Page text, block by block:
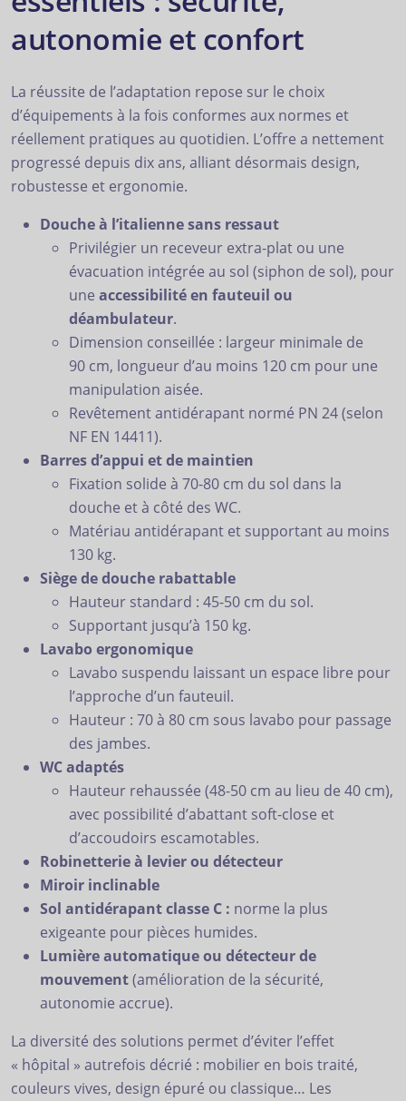
autonomie et confort
La réussite de l’adaptation repose sur le choix
d’équipements à la fois conformes aux normes et
réellement pratiques au quotidien. L’offre a nettement
progressé depuis dix ans, alliant désormais design,
robustesse et ergonomie.
Douche à l’italienne sans ressaut
Privilégier un receveur extra-plat ou une
évacuation intégrée au sol (siphon de sol), pour
une accessibilité en fauteuil ou
déambulateur.
Dimension conseillée : largeur minimale de
90 cm, longueur d’au moins 120 cm pour une
manipulation aisée.
Revêtement antidérapant normé PN 24 (selon
NF EN 14411).
Barres d’appui et de maintien
Fixation solide à 70-80 cm du sol dans la
douche et à côté des WC.
Matériau antidérapant et supportant au moins
130 kg.
Siège de douche rabattable
Hauteur standard : 45-50 cm du sol.
Supportant jusqu’à 150 kg.
Lavabo ergonomique
Lavabo suspendu laissant un espace libre pour
l’approche d’un fauteuil.
Hauteur : 70 à 80 cm sous lavabo pour passage
des jambes.
WC adaptés
Hauteur rehaussée (48-50 cm au lieu de 40 cm),
avec possibilité d’abattant soft-close et
d’accoudoirs escamotables.
Robinetterie à levier ou détecteur
Miroir inclinable
Sol antidérapant classe C : norme la plus
exigeante pour pièces humides.
Lumière automatique ou détecteur de
mouvement(amélioration de la sécurité,
autonomie accrue).
La diversité des solutions permet d’éviter l’effet
« hôpital » autrefois décrié : mobilier en bois traité,
couleurs vives, design épuré ou classique… Les